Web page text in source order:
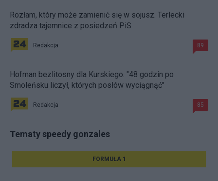
Rozłam, który może zamienić się w sojusz. Terlecki
zdradza tajemnice z posiedzeń PiS
Redakcja 89
Hofman bezlitosny dla Kurskiego. "48 godzin po
Smoleńsku liczył, których posłów wyciągnąć"
Redakcja 85
Tematy speedy gonzales
FORMUŁA 1